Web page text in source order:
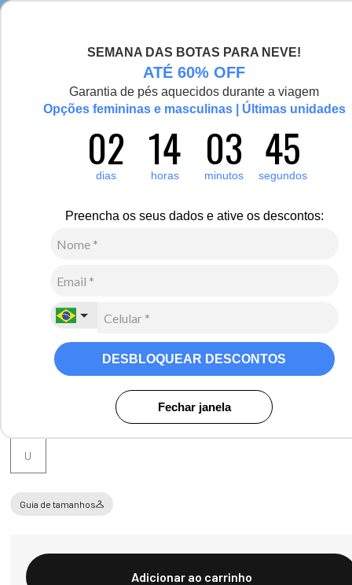
SEMANA DAS BOTAS PARA NEVE!
ATÉ 60% OFF
Garantia de pés aquecidos durante a viagem
Opções femininas e masculinas | Últimas unidades
02
dias 14
horas 03
minutos 44
segundos
Preencha os seus dados e ative os descontos:
DESBLOQUEAR DESCONTOS
Fechar janela
Vídeo
Acessórios Cachecol
Avaliações
00
Off White
U
Guia de tamanhos
Adicionar ao carrinho